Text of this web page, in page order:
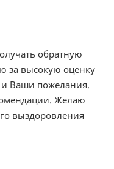
обратную
за высокую оценку
и Ваши пожелания.
Желаю
выздоровления